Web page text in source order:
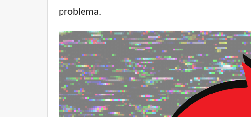
problema.